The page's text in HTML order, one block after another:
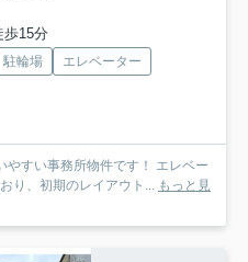
歩15分
駐輪場
エレベーター
すい事務所物件です！ エレベー
り、初期のレイアウト... もっと見